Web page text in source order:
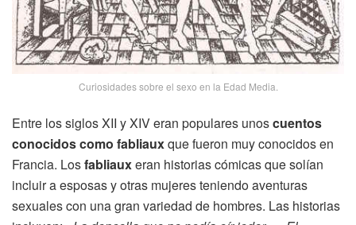
Curiosidades sobre el sexo en la Edad Media.
Entre los siglos XII y XIV eran populares unoscuentos
conocidos como fabliauxque fueron muy conocidos en
Francia. Losfabliauxeran historias cómicas que solían
incluir a esposas y otras mujeres teniendo aventuras
sexuales con una gran variedad de hombres. Las historias